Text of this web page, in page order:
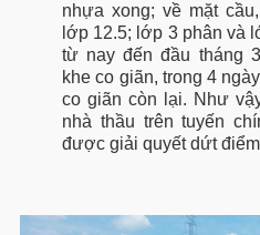
nhựa xong; về mặt
lớp 12.5; lớp 3 phân và
từ nay đến đầu tháng
khe co giãn, trong 4
co giãn còn lại. Như
nhà thầu trên tuyến
được giải quyết dứt